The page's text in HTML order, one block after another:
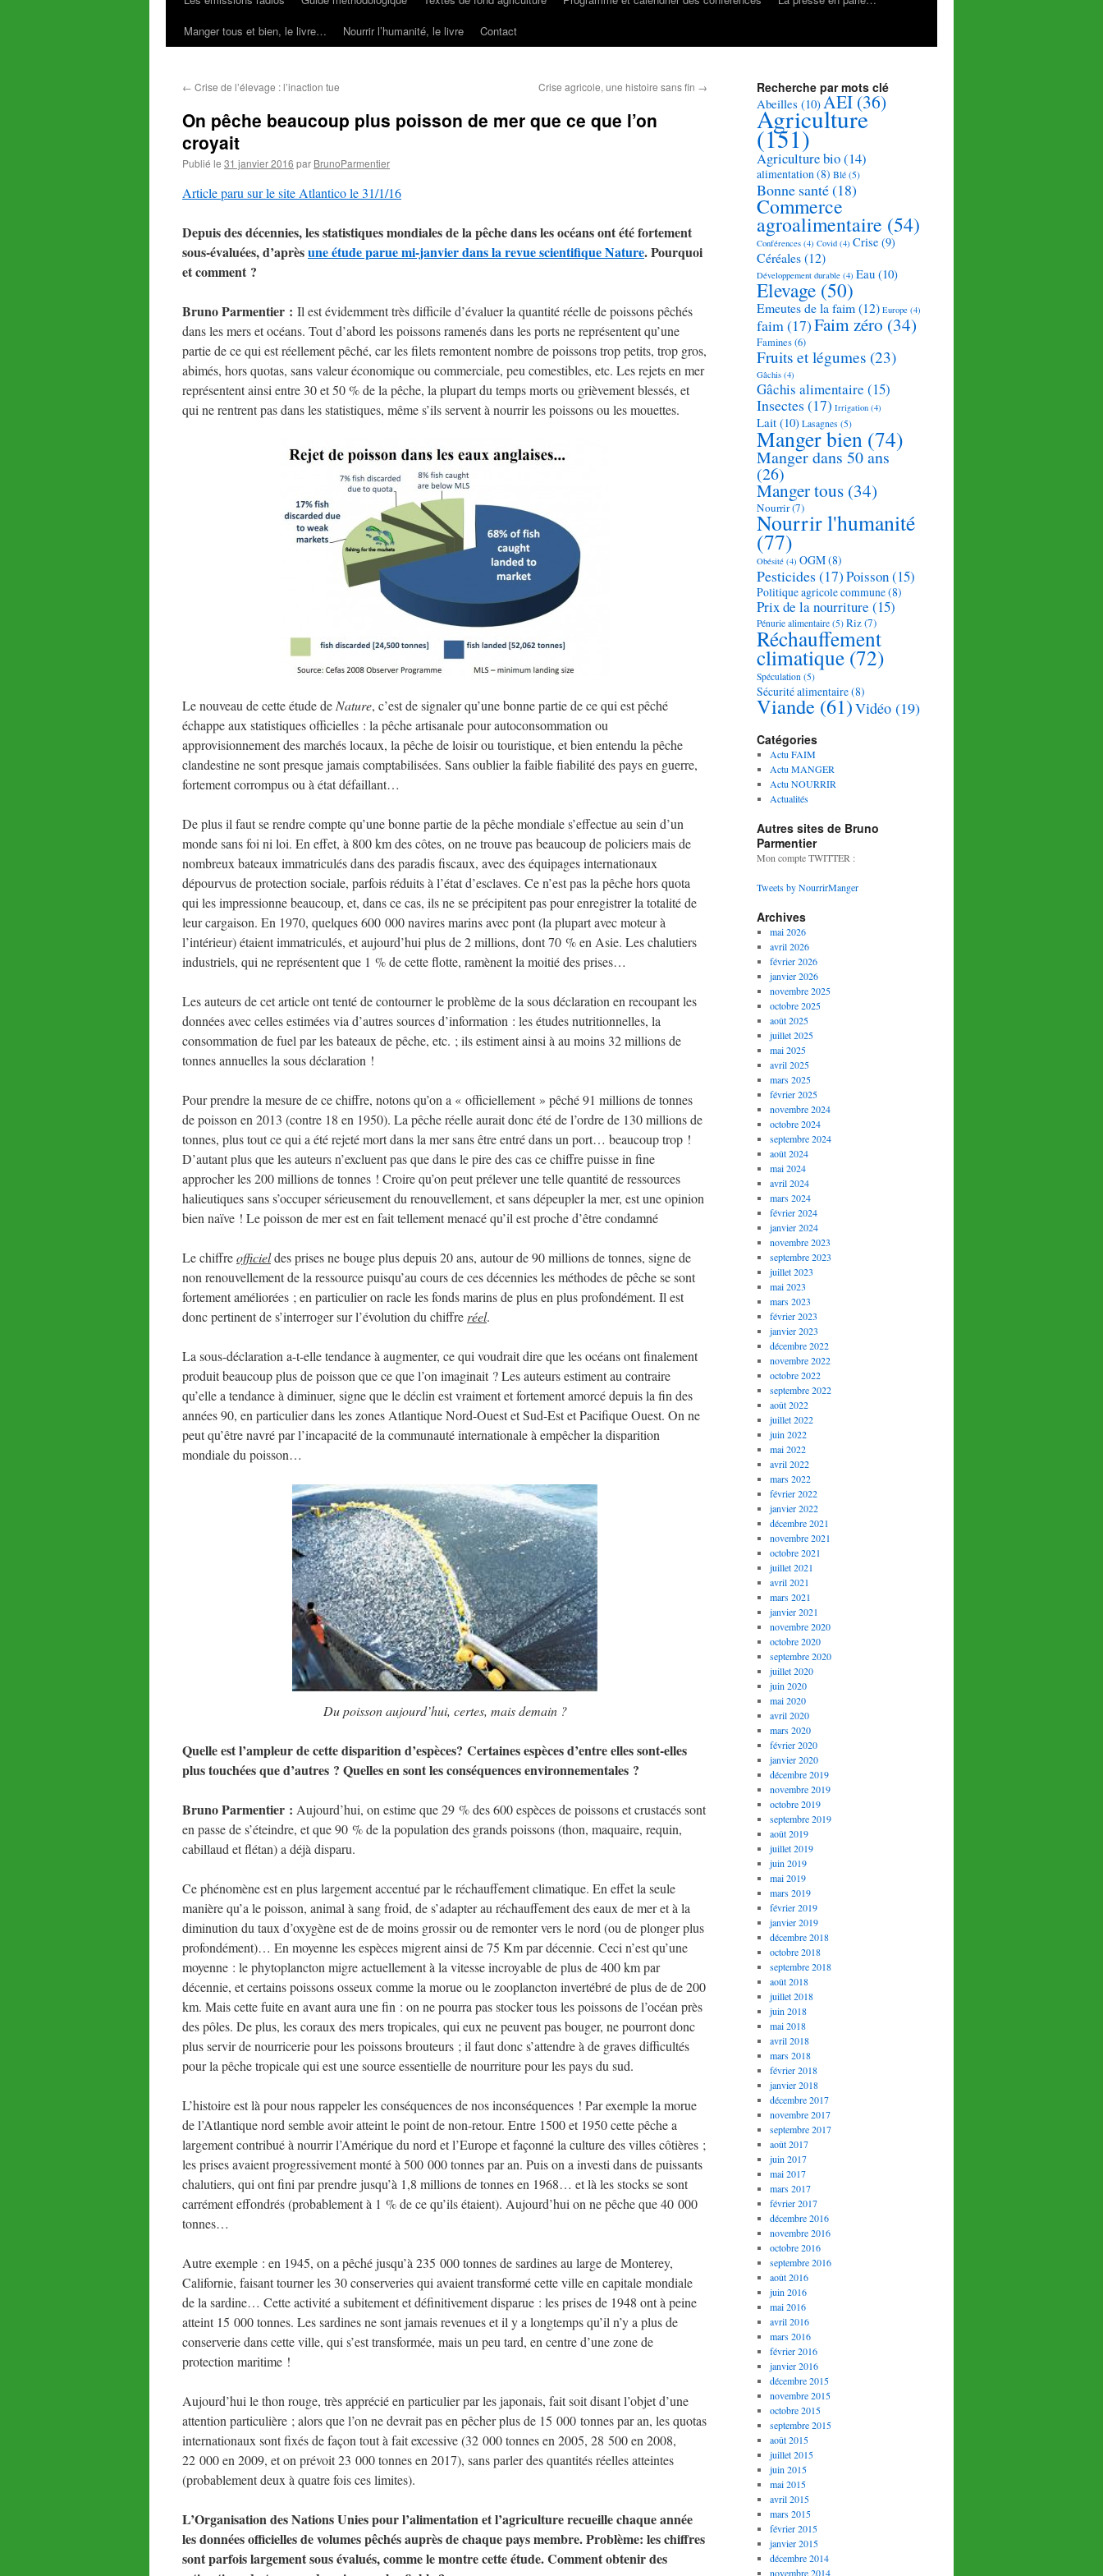
Manger tous et bien, le livre…
Nourrir l’humanité, le livre Contact
← Crise de l’élevage : l’inaction tue Crise agricole, une histoire sans fin →
On pêche beaucoup plus poisson de mer que ce que l’on
croyait
Publié le 31 janvier 2016 par BrunoParmentier
Article paru sur le site Atlantico le 31/1/16
Depuis des décennies, les statistiques mondiales de la pêche dans les océans ont été fortement
sous-évaluées, d’aprèsune étude parue mi-janvier dans la revue scientifique Nature. Pourquoi
et comment ?
Bruno Parmentier : Il est évidemment très difficile d’évaluer la quantité réelle de poissons pêchés
dans les mers et océans. Tout d’abord les poissons ramenés dans les ports ne représentent qu’une
partie de ce qui est réellement pêché, car les filets remontent nombre de poissons trop petits, trop gros,
abimés, hors quotas, sans valeur économique ou commerciale, peu comestibles, etc. Les rejets en mer
représentent ainsi entre 30 et 50 % de la pêche, la plupart du temps morts ou grièvement blessés, et
qui ne rentrent pas dans les statistiques, même s’ils servent à nourrir les poissons ou les mouettes.
Le nouveau de cette étude de Nature, c’est de signaler qu’une bonne partie de ce qui est pêché
échappe aux statistiques officielles : la pêche artisanale pour autoconsommation ou
approvisionnement des marchés locaux, la pêche de loisir ou touristique, et bien entendu la pêche
clandestine ne sont presque jamais comptabilisées. Sans oublier la faible fiabilité des pays en guerre,
fortement corrompus ou à état défaillant…
De plus il faut se rendre compte qu’une bonne partie de la pêche mondiale s’effectue au sein d’un
monde sans foi ni loi. En effet, à 800 km des côtes, on ne trouve pas beaucoup de policiers mais de
nombreux bateaux immatriculés dans des paradis fiscaux, avec des équipages internationaux
dépourvus de protection sociale, parfois réduits à l’état d’esclaves. Ce n’est pas la pêche hors quota
qui les impressionne beaucoup, et, dans ce cas, ils ne se précipitent pas pour enregistrer la totalité de
leur cargaison. En 1970, quelques 600 000 navires marins avec pont (la plupart avec moteur à
l’intérieur) étaient immatriculés, et aujourd’hui plus de 2 millions, dont 70 % en Asie. Les chalutiers
industriels, qui ne représentent que 1 % de cette flotte, ramènent la moitié des prises…
Les auteurs de cet article ont tenté de contourner le problème de la sous déclaration en recoupant les
données avec celles estimées via d’autres sources d’information : les études nutritionnelles, la
consommation de fuel par les bateaux de pêche, etc. ; ils estiment ainsi à au moins 32 millions de
tonnes annuelles la sous déclaration !
Pour prendre la mesure de ce chiffre, notons qu’on a « officiellement » pêché 91 millions de tonnes
de poisson en 2013 (contre 18 en 1950). La pêche réelle aurait donc été de l’ordre de 130 millions de
tonnes, plus tout ce qui a été rejeté mort dans la mer sans être entré dans un port… beaucoup trop !
D’autant plus que les auteurs n’excluent pas que dans le pire des cas ce chiffre puisse in fine
approcher les 200 millions de tonnes ! Croire qu’on peut prélever une telle quantité de ressources
halieutiques sans s’occuper sérieusement du renouvellement, et sans dépeupler la mer, est une opinion
bien naïve ! Le poisson de mer est en fait tellement menacé qu’il est proche d’être condamné
Le chiffreofficieldes prises ne bouge plus depuis 20 ans, autour de 90 millions de tonnes, signe de
non renouvellement de la ressource puisqu’au cours de ces décennies les méthodes de pêche se sont
fortement améliorées ; en particulier on racle les fonds marins de plus en plus profondément. Il est
donc pertinent de s’interroger sur l’évolution du chiffre réel.
La sous-déclaration a-t-elle tendance à augmenter, ce qui voudrait dire que les océans ont finalement
produit beaucoup plus de poisson que ce que l’on imaginait ? Les auteurs estiment au contraire
qu’elle a tendance à diminuer, signe que le déclin est vraiment et fortement amorcé depuis la fin des
années 90, en particulier dans les zones Atlantique Nord-Ouest et Sud-Est et Pacifique Ouest. On ne
peut qu’être navré par l’incapacité de la communauté internationale à empêcher la disparition
mondiale du poisson…
Du poisson aujourd’hui, certes, mais demain ?
Quelle est l’ampleur de cette disparition d’espèces? Certaines espèces d’entre elles sont-elles
plus touchées que d’autres ? Quelles en sont les conséquences environnementales ?
Bruno Parmentier : Aujourd’hui, on estime que 29 % des 600 espèces de poissons et crustacés sont
en passe de s’éteindre, et que 90 % de la population des grands poissons (thon, maquaire, requin,
cabillaud et flétan) a déjà disparu.
Ce phénomène est en plus largement accentué par le réchauffement climatique. En effet la seule
manière qu’a le poisson, animal à sang froid, de s’adapter au réchauffement des eaux de mer et à la
diminution du taux d’oxygène est de de moins grossir ou de remonter vers le nord (ou de plonger plus
profondément)… En moyenne les espèces migrent ainsi de 75 Km par décennie. Ceci n’est qu’une
moyenne : le phytoplancton migre actuellement à la vitesse incroyable de plus de 400 km par
décennie, et certains poissons osseux comme la morue ou le zooplancton invertébré de plus de de 200
km. Mais cette fuite en avant aura une fin : on ne pourra pas stocker tous les poissons de l’océan près
des pôles. De plus, les coraux des mers tropicales, qui eux ne peuvent pas bouger, ne pourront donc
plus servir de nourricerie pour les poissons brouteurs ; il faut donc s’attendre à de graves difficultés
pour la pêche tropicale qui est une source essentielle de nourriture pour les pays du sud.
L’histoire est là pour nous rappeler les conséquences de nos inconséquences ! Par exemple la morue
de l’Atlantique nord semble avoir atteint le point de non-retour. Entre 1500 et 1950 cette pêche a
largement contribué à nourrir l’Amérique du nord et l’Europe et façonné la culture des villes côtières ;
les prises avaient progressivement monté à 500 000 tonnes par an. Puis on a investi dans de puissants
chalutiers, qui ont fini par prendre jusqu’à 1,8 millions de tonnes en 1968… et là les stocks se sont
carrément effondrés (probablement à 1 % de ce qu’ils étaient). Aujourd’hui on ne pêche que 40 000
tonnes…
Autre exemple : en 1945, on a pêché jusqu’à 235 000 tonnes de sardines au large de Monterey,
Californie, faisant tourner les 30 conserveries qui avaient transformé cette ville en capitale mondiale
de la sardine… Cette activité a subitement et définitivement disparue : les prises de 1948 ont à peine
atteint 15 000 tonnes. Les sardines ne sont jamais revenues et il y a longtemps qu’il n’y a plus de
conserverie dans cette ville, qui s’est transformée, mais un peu tard, en centre d’une zone de
protection maritime !
Aujourd’hui le thon rouge, très apprécié en particulier par les japonais, fait soit disant l’objet d’une
attention particulière ; alors que l’on ne devrait pas en pêcher plus de 15 000 tonnes par an, les quotas
internationaux sont fixés de façon tout à fait excessive (32 000 tonnes en 2005, 28 500 en 2008,
22 000 en 2009, et on prévoit 23 000 tonnes en 2017), sans parler des quantités réelles atteintes
(probablement deux à quatre fois ces limites).
L’Organisation des Nations Unies pour l’alimentation et l’agriculture recueille chaque année
les données officielles de volumes pêchés auprès de chaque pays membre. Problème: les chiffres
sont parfois largement sous évalués, comme le montre cette étude. Comment obtenir des
Recherche par mots clé
Abeilles (10)AEI (36)
Agriculture
(151)
Agriculture bio(14)
alimentation(8) Blé (5)
Bonne santé(18)
Commerce
agroalimentaire (54)
Conférences (4) Covid (4) Crise (9)
Céréales(12)
Développement durable (4) Eau (10)
Elevage (50)
Emeutes de la faim(12) Europe (4)
faim(17)Faim zéro (34)
Famines(6)
Fruits et légumes (23)
Gâchis (4)
Gâchis alimentaire (15)
Insectes (17) Irrigation (4)
Lait (10) Lasagnes (5)
Manger bien (74)
Manger dans 50 ans
(26)
Manger tous (34)
Nourrir(7)
Nourrir l'humanité
(77)
Obésité (4) OGM(8)
Pesticides (17)Poisson(15)
Politique agricole commune(8)
Prix de la nourriture (15)
Pénurie alimentaire (5) Riz(7)
Réchauffement
climatique (72)
Spéculation (5)
Sécurité alimentaire(8)
Viande (61)Vidéo (19)
Catégories
Actu FAIM
Actu MANGER
Actu NOURRIR
Actualités
Autres sites de Bruno
Parmentier
Mon compte TWITTER :
Tweets by NourrirManger
Archives
mai 2026
avril 2026
février 2026
janvier 2026
novembre 2025
octobre 2025
août 2025
juillet 2025
mai 2025
avril 2025
mars 2025
février 2025
novembre 2024
octobre 2024
septembre 2024
août 2024
mai 2024
avril 2024
mars 2024
février 2024
janvier 2024
novembre 2023
septembre 2023
juillet 2023
mai 2023
mars 2023
février 2023
janvier 2023
décembre 2022
novembre 2022
octobre 2022
septembre 2022
août 2022
juillet 2022
juin 2022
mai 2022
avril 2022
mars 2022
février 2022
janvier 2022
décembre 2021
novembre 2021
octobre 2021
juillet 2021
avril 2021
mars 2021
janvier 2021
novembre 2020
octobre 2020
septembre 2020
juillet 2020
juin 2020
mai 2020
avril 2020
mars 2020
février 2020
janvier 2020
décembre 2019
novembre 2019
octobre 2019
septembre 2019
août 2019
juillet 2019
juin 2019
mai 2019
mars 2019
février 2019
janvier 2019
décembre 2018
octobre 2018
septembre 2018
août 2018
juillet 2018
juin 2018
mai 2018
avril 2018
mars 2018
février 2018
janvier 2018
décembre 2017
novembre 2017
septembre 2017
août 2017
juin 2017
mai 2017
mars 2017
février 2017
décembre 2016
novembre 2016
octobre 2016
septembre 2016
août 2016
juin 2016
mai 2016
avril 2016
mars 2016
février 2016
janvier 2016
décembre 2015
novembre 2015
octobre 2015
septembre 2015
août 2015
juillet 2015
juin 2015
mai 2015
avril 2015
mars 2015
février 2015
janvier 2015
décembre 2014
novembre 2014